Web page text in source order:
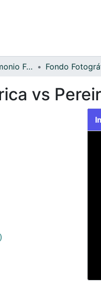
Archivo del Patrimonio Fotográfico y Fílmico del Valle del Cauca
vs